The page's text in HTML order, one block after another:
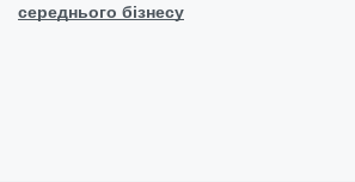
середнього бізнесу